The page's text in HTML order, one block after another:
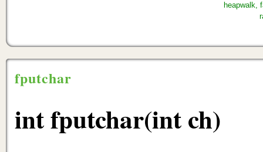
heapwalk,
fputchar
int fputchar(int ch)